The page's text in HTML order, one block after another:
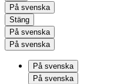
På svenska
Stäng
På svenska
På svenska
På svenska
På svenska